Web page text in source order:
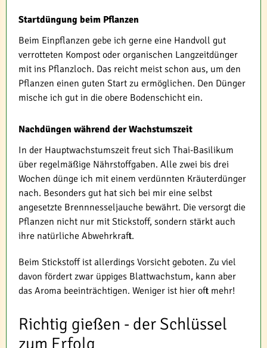
Startdüngung beim Pflanzen
Beim Einpflanzen gebe ich gerne eine Handvoll gut
verrotteten Kompost oder organischen Langzeitdünger
mit ins Pflanzloch. Das reicht meist schon aus, um den
Pflanzen einen guten Start zu ermöglichen. Den Dünger
mische ich gut in die obere Bodenschicht ein.
Nachdüngen während der Wachstumszeit
In der Hauptwachstumszeit freut sich Thai-Basilikum
über regelmäßige Nährstoffgaben. Alle zwei bis drei
Wochen dünge ich mit einem verdünnten Kräuterdünger
nach. Besonders gut hat sich bei mir eine selbst
angesetzte Brennnesseljauche bewährt. Die versorgt die
Pflanzen nicht nur mit Stickstoff, sondern stärkt auch
ihre natürliche Abwehrkraft.
Beim Stickstoff ist allerdings Vorsicht geboten. Zu viel
davon fördert zwar üppiges Blattwachstum, kann aber
das Aroma beeinträchtigen. Weniger ist hier oft mehr!
Richtig gießen - der Schlüssel
zum Erfolg